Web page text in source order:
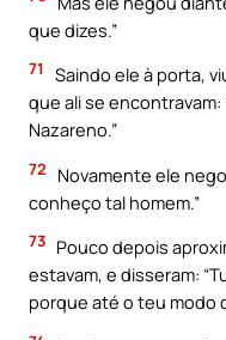
que dizes.”
71
Saindo ele à porta,
que ali se encontravam:
Nazareno.”
72
Novamente ele
conheço tal homem.”
73 Pouco depois
estavam, e disseram:
porque até o teu modo